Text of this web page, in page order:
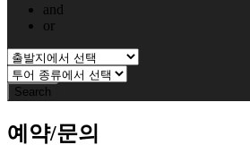
and
or
예약/문의